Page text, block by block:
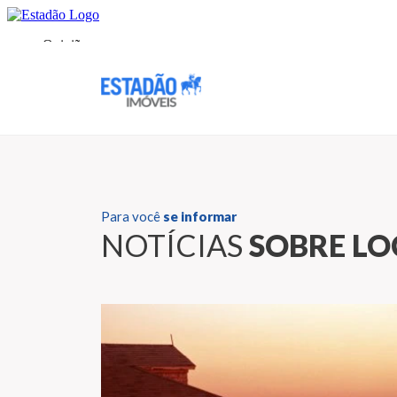
Para você se informar
NOTÍCIASSOBRE